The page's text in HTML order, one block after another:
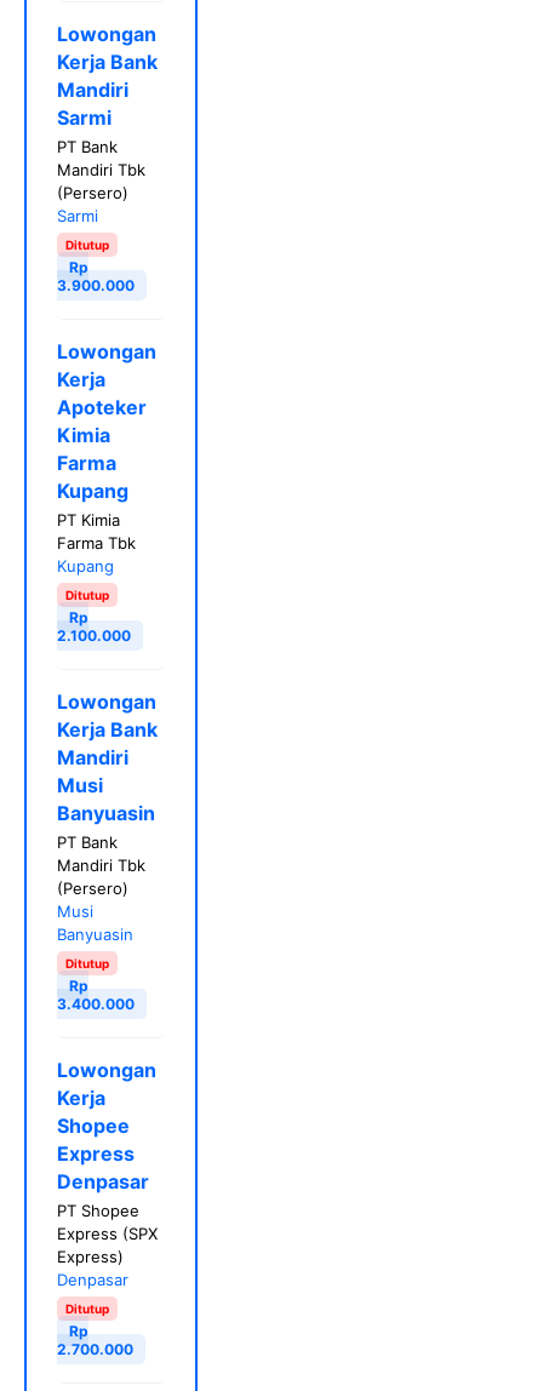
Lowongan
Kerja Bank
Mandiri
Sarmi
PT Bank
Mandiri Tbk
(Persero)
Sarmi
Ditutup
Rp
3.900.000
Lowongan
Kerja
Apoteker
Kimia
Farma
Kupang
PT Kimia
Farma Tbk
Kupang
Ditutup
Rp
2.100.000
Lowongan
Kerja Bank
Mandiri
Musi
Banyuasin
PT Bank
Mandiri Tbk
(Persero)
Musi
Banyuasin
Ditutup
Rp
3.400.000
Lowongan
Kerja
Shopee
Express
Denpasar
PT Shopee
Express (SPX
Express)
Denpasar
Ditutup
Rp
2.700.000